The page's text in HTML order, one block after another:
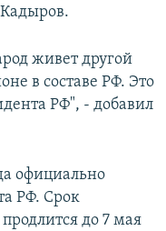
живет другой
в составе РФ. Это
РФ", - добавил
официально
РФ. Срок
до 7 мая